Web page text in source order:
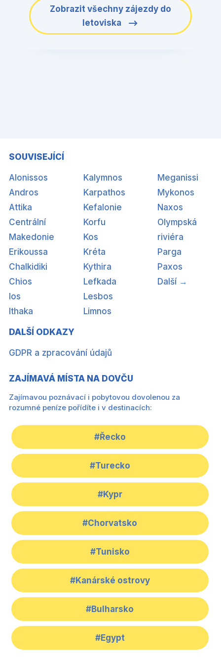
Zobrazit všechny zájezdy do
letoviska
SOUVISEJÍCÍ
Alonissos
Andros
Attika
Centrální
Makedonie
Erikoussa
Chalkidiki
Chios
Ios
Ithaka
Kalymnos
Karpathos
Kefalonie
Korfu
Kos
Kréta
Kythira
Lefkada
Lesbos
Limnos
Meganissi
Mykonos
Naxos
Olympská
riviéra
Parga
Paxos
Další →
DALŠÍ ODKAZY
GDPR a zpracování údajů
ZAJÍMAVÁ MÍSTA NA DOVČU
Zajímavou poznávací i pobytovou dovolenou za
rozumné peníze pořídíte i v destinacích:
#Řecko
#Turecko
#Kypr
#Chorvatsko
#Tunisko
#Kanárské ostrovy
#Bulharsko
#Egypt